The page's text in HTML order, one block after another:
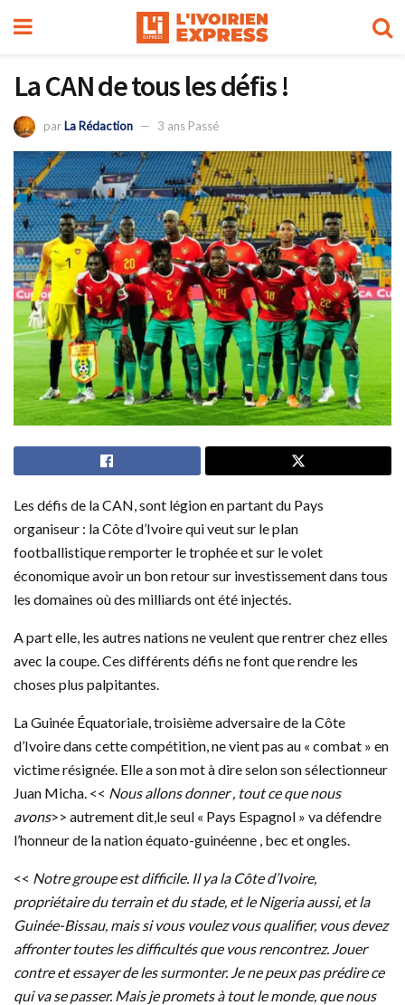
La CAN de tous les défis !
parLa Rédaction 3 ans Passé
Les défis de la CAN, sont légion en partant du Pays
organiseur : la Côte d’Ivoire qui veut sur le plan
footballistique remporter le trophée et sur le volet
économique avoir un bon retour sur investissement dans tous
les domaines où des milliards ont été injectés.
A part elle, les autres nations ne veulent que rentrer chez elles
avec la coupe. Ces différents défis ne font que rendre les
choses plus palpitantes.
La Guinée Équatoriale, troisième adversaire de la Côte
d’Ivoire dans cette compétition, ne vient pas au « combat » en
victime résignée. Elle a son mot à dire selon son sélectionneur
Juan Micha. << Nous allons donner , tout ce que nous
avons>> autrement dit,le seul « Pays Espagnol » va défendre
l’honneur de la nation équato-guinéenne , bec et ongles.
<< Notre groupe est difficile. Il ya la Côte d’Ivoire,
propriétaire du terrain et du stade, et le Nigeria aussi, et la
Guinée-Bissau, mais si vous voulez vous qualifier, vous devez
affronter toutes les difficultés que vous rencontrez. Jouer
contre et essayer de les surmonter. Je ne peux pas prédire ce
qui va se passer. Mais je promets à tout le monde, que nous